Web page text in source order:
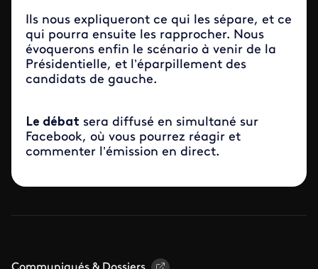
Ils nous expliqueront ce qui les sépare, et ce
qui pourra ensuite les rapprocher. Nous
évoquerons enfin le scénario à venir de la
Présidentielle, et l’éparpillement des
candidats de gauche.
Le débat sera diffusé en simultané sur
Facebook, où vous pourrez réagir et
commenter l’émission en direct.